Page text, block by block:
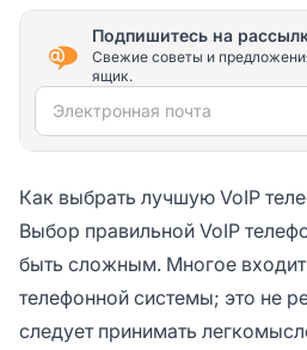
Подпишитесь на
Свежие советы и
ящик.
Электронная почта
Как выбрать лучшую VoIP
Выбор правильной VoIP
быть сложным. Многое
телефонной системы; это не
следует принимать